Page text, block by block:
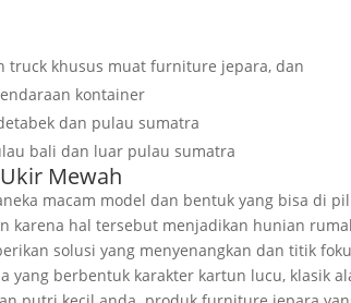
truck khusus muat furniture jepara, dan
kontainer
dan pulau sumatra
bali dan luar pulau sumatra
Mewah
macam model dan bentuk yang bisa di
karena hal tersebut menjadikan hunian
solusi yang menyenangkan dan titik
yang berbentuk karakter kartun lucu, klasik